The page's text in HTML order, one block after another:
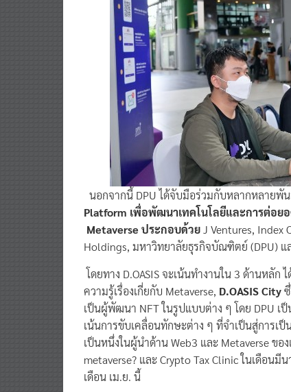
นอกจากนี้ DPU ได้จับมือร่วมกับหลากหลายพั
Platform เพื่อพัฒนาเทคโนโลยีและการต่อย
Metaverse ประกอบด้วยJ Ventures, Index
Holdings, มหาวิทยาลัยธุรกิจบัณฑิตย์ (DPU) แ
โดยทาง D.OASIS จะเน้นทำงานใน 3 ด้านหลัก
ความรู้เรื่องเกี่ยกับ Metaverse, D.OASIS City
เป็นผู้พัฒนา NFT ในรูปแบบต่าง ๆ โดย DPU เ
เน้นการขับเคลื่อนทักษะต่าง ๆ ที่จำเป็นสู่การเ
เป็นหนึ่งในผู้นำด้าน Web3 และ Metaverse ขอ
metaverse? และ Crypto Tax Clinic ในเดือน
เดือน เม.ย. นี้